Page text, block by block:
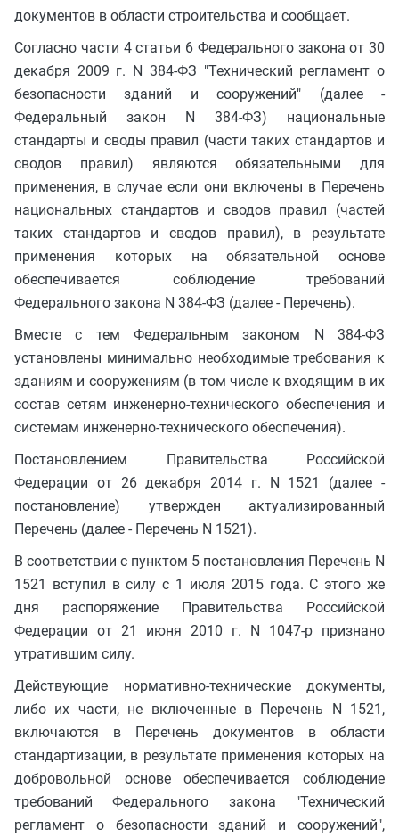
документов в области строительства и сообщает.
Согласно части 4 статьи 6 Федерального закона от 30
декабря 2009 г. N 384-ФЗ "Технический регламент о
безопасности зданий и сооружений" (далее -
Федеральный закон N 384-ФЗ) национальные
стандарты и своды правил (части таких стандартов и
сводов правил) являются обязательными для
применения, в случае если они включены в Перечень
национальных стандартов и сводов правил (частей
таких стандартов и сводов правил), в результате
применения которых на обязательной основе
обеспечивается соблюдение требований
Федерального закона N 384-ФЗ (далее - Перечень).
Вместе с тем Федеральным законом N 384-ФЗ
установлены минимально необходимые требования к
зданиям и сооружениям (в том числе к входящим в их
состав сетям инженерно-технического обеспечения и
системам инженерно-технического обеспечения).
Постановлением Правительства Российской
Федерации от 26 декабря 2014 г. N 1521 (далее -
постановление) утвержден актуализированный
Перечень (далее - Перечень N 1521).
В соответствии с пунктом 5 постановления Перечень N
1521 вступил в силу с 1 июля 2015 года. С этого же
дня распоряжение Правительства Российской
Федерации от 21 июня 2010 г. N 1047-р признано
утратившим силу.
Действующие нормативно-технические документы,
либо их части, не включенные в Перечень N 1521,
включаются в Перечень документов в области
стандартизации, в результате применения которых на
добровольной основе обеспечивается соблюдение
требований Федерального закона "Технический
регламент о безопасности зданий и сооружений",